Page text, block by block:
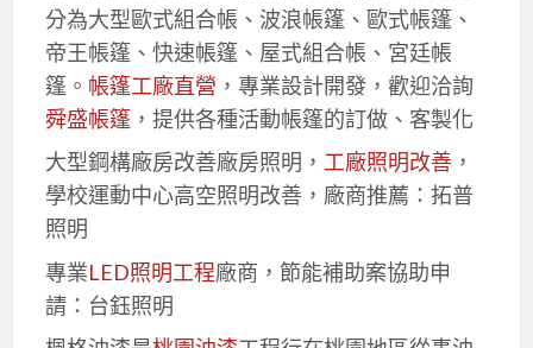
分為大型歐式組合帳、波浪帳篷、歐式帳篷、
帝王帳篷、快速帳篷、屋式組合帳、宮廷帳
篷。 帳篷工廠直營 ，專業設計開發，歡迎洽詢
舜盛帳篷，提供各種活動帳篷的訂做、客製化
大型鋼構廠房改善廠房照明， 工廠照明改善，
學校運動中心高空照明改善，廠商推薦：拓普
照明
專業LED照明工程廠商，節能補助案協助申
請：台鈺照明